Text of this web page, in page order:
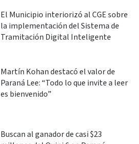
El Municipio interiorizó al CGE sobre
la implementación del Sistema de
Tramitación Digital Inteligente
Martín Kohan destacó el valor de
Paraná Lee: “Todo lo que invite a leer
es bienvenido”
Buscan al ganador de casi $23